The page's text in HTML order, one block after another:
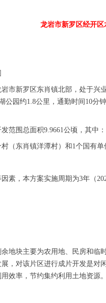
龙岩市新罗区经开
市新罗区东肖镇北部，处于
公园约1.8公里，通勤时间10分
范围总面积9.9661公顷，其中
（东肖镇洋潭村）和1个国有
素，本方案实施周期为3年（
地块主要为农用地、民房和
，对该片区进行成片开发是
效率，节约集约利用土地资源